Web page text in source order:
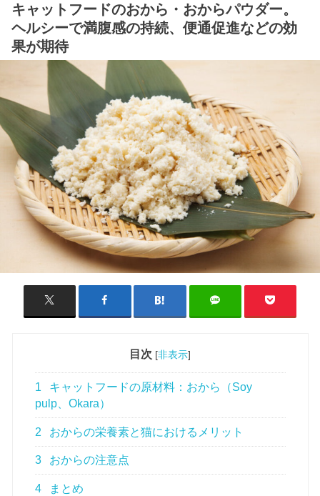
キャットフードのおから・おからパウダー。
ヘルシーで満腹感の持続、便通促進などの効
果が期待
目次 [非表示]
1
キャットフードの原材料：おから（Soy
pulp、Okara）
2 おからの栄養素と猫におけるメリット
3 おからの注意点
4 まとめ